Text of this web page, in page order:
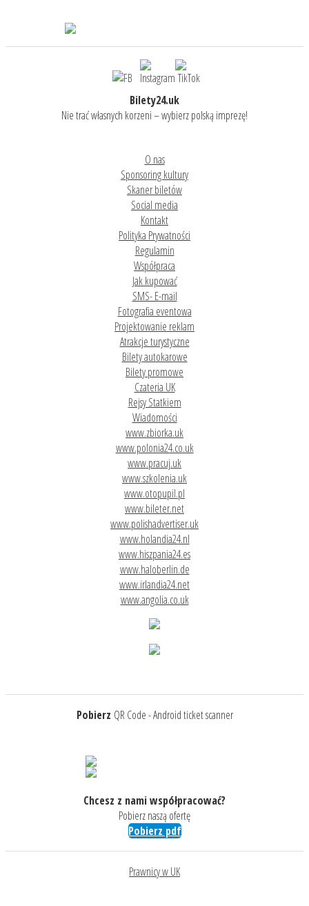
Bilety24.uk
Nie trać własnych korzeni – wybierz polską imprezę!
O nas
Sponsoring kultury
Skaner biletów
Social media
Kontakt
Polityka Prywatności
Regulamin
Współpraca
Jak kupować
SMS- E-mail
Fotografia eventowa
Projektowanie reklam
Atrakcje turystyczne
Bilety autokarowe
Bilety promowe
Czateria UK
Rejsy Statkiem
Wiadomości
www.zbiorka.uk
www.polonia24.co.uk
www.pracuj.uk
www.szkolenia.uk
www.otopupil.pl
www.bileter.net
www.polishadvertiser.uk
www.holandia24.nl
www.hiszpania24.es
www.haloberlin.de
www.irlandia24.net
www.angolia.co.uk
Pobierz QR Code - Android ticket scanner
Chcesz z nami współpracować?
Pobierz naszą ofertę
Pobierz pdf
Prawnicy w UK